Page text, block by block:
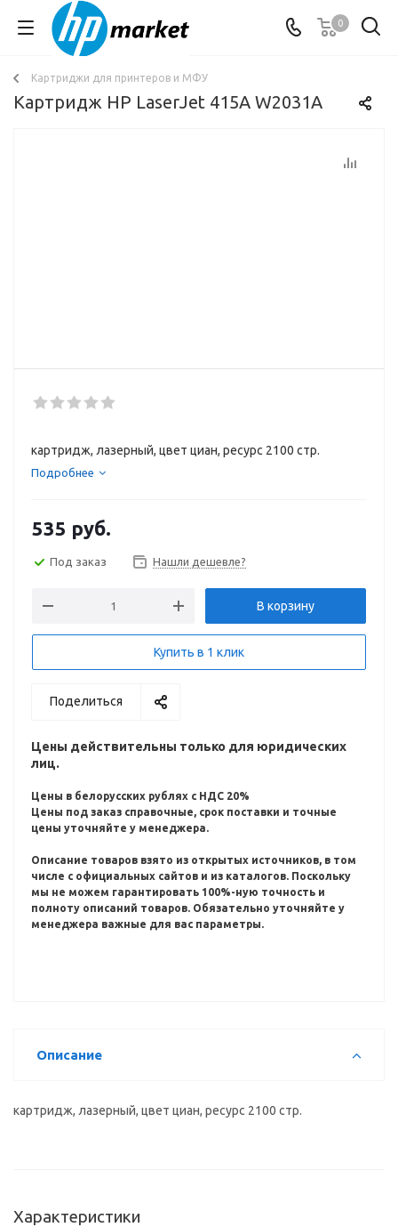
0
Картриджи для принтеров и МФУ
Картридж HP LaserJet 415A W2031A
картридж, лазерный, цвет циан, ресурс 2100 стр.
Подробнее
535 руб.
Под заказ Нашли дешевле?
В корзину
Купить в 1 клик
Поделиться
Цены действительны только для юридических
лиц.
Цены в белорусских рублях с НДС 20%
Цены под заказ справочные, срок поставки и точные
цены уточняйте у менеджера.
Описание товаров взято из открытых источников, в том
числе с официальных сайтов и из каталогов. Поскольку
мы не можем гарантировать 100%-ную точность и
полноту описаний товаров. Обязательно уточняйте у
менеджера важные для вас параметры.
Описание
картридж, лазерный, цвет циан, ресурс 2100 стр.
Характеристики